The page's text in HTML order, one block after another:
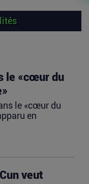
le «cœur du
le «cœur du
en
veut